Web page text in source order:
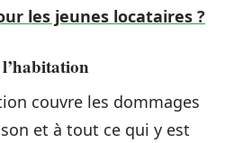
les jeunes locataires ?
couvre les dommages
et à tout ce qui y est